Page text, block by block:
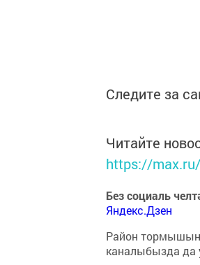
Следите за
Читайте
https://
Без социаль
Яндекс.Дзен
Район
каналыбызда да